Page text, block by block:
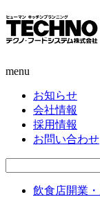
menu
お知らせ
会社情報
採用情報
お問い合わせ
飲食店開業